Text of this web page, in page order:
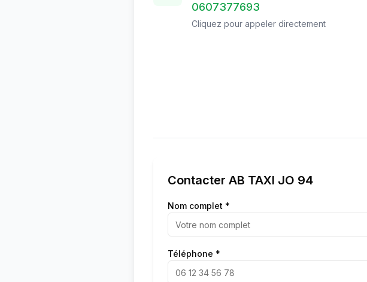
0607377693
Cliquez pour appeler directement
Contacter AB TAXI JO 94
Nom complet *
Téléphone *